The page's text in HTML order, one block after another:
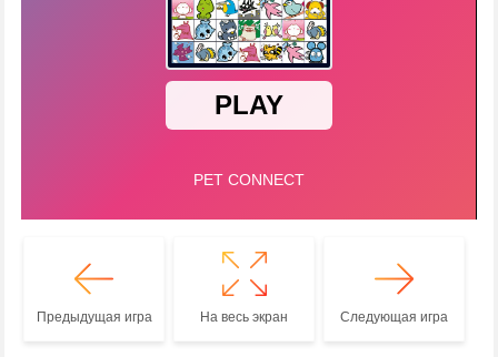
Предыдущая игра На весь экран Следующая игра